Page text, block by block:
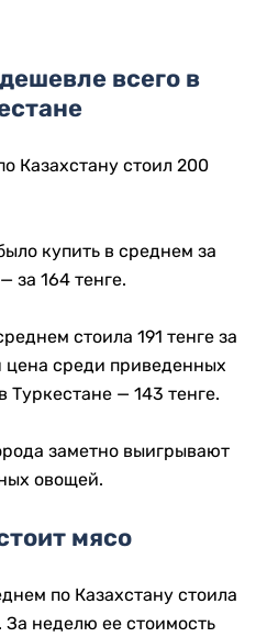
всего в
Казахстану стоил 200
купить в среднем за
за 164 тенге.
стоила 191 тенге за
среди приведенных
Туркестане — 143 тенге.
заметно выигрывают
овощей.
мясо
по Казахстану стоила
За неделю ее стоимость